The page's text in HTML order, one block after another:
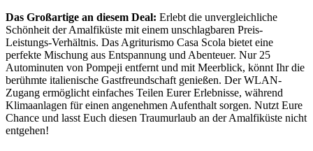
Das Großartige an diesem Deal: Erlebt die unvergleichliche
Schönheit der Amalfiküste mit einem unschlagbaren Preis-
Leistungs-Verhältnis. Das Agriturismo Casa Scola bietet eine
perfekte Mischung aus Entspannung und Abenteuer. Nur 25
Autominuten von Pompeji entfernt und mit Meerblick, könnt Ihr die
berühmte italienische Gastfreundschaft genießen. Der WLAN-
Zugang ermöglicht einfaches Teilen Eurer Erlebnisse, während
Klimaanlagen für einen angenehmen Aufenthalt sorgen. Nutzt Eure
Chance und lasst Euch diesen Traumurlaub an der Amalfiküste nicht
entgehen!